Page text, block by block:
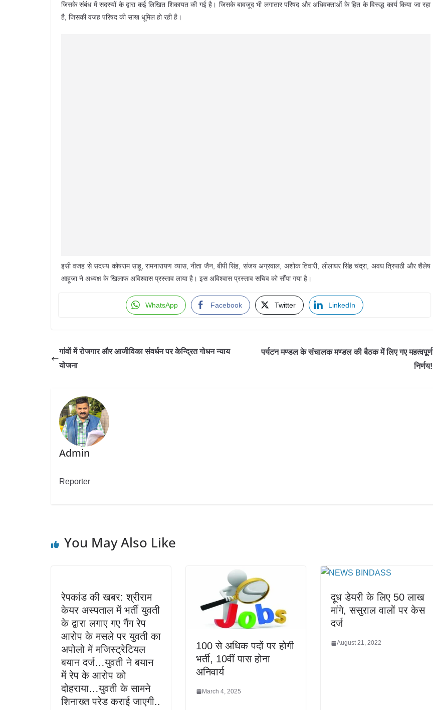
जिसके संबंध में सदस्यों के द्वारा कई लिखित शिकायत की गई है। जिसके बावजूद भी लगातार परिषद और अधिवक्ताओं के हित के विरूद्ध कार्य किया जा रहा
है, जिसकी वजह परिषद की साख धूमिल हो रही है।
इसी वजह से सदस्य कोषराम साहू, रामनारायण व्यास, नीता जैन, बीपी सिंह, संजय अग्रवाल, अशोक तिवारी, लीलाधर सिंह चंद्रा, अवध त्रिपाठी और शैलेष
आहूजा ने अध्यक्ष के खिलाफ अविश्वास प्रस्ताव लाया है। इस अविश्वास प्रस्ताव सचिव को सौंपा गया है।
WhatsApp Facebook Twitter LinkedIn
गांवों में रोजगार और आजीविका संवर्धन पर केन्द्रित गोधन न्याय
योजना
पर्यटन मण्डल के संचालक मण्डल की बैठक में लिए गए महत्वपूर्ण
निर्णय!
Admin
Reporter
You May Also Like
रेपकांड की खबर: श्रीराम
केयर अस्पताल में भर्ती युवती
के द्वारा लगाए गए गैंग रेप
आरोप के मसले पर युवती का
अपोलो में मजिस्ट्रेटियल
बयान दर्ज…युवती ने बयान
में रेप के आरोप को
दोहराया…युवती के सामने
शिनाख्त परेड कराई जाएगी..
100 से अधिक पदों पर होगी
भर्ती, 10वीं पास होना
अनिवार्य
March 4, 2025
दूध डेयरी के लिए 50 लाख
मांगे, ससुराल वालों पर केस
दर्ज
August 21, 2022